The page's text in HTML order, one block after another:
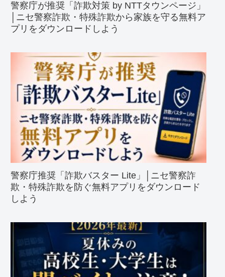
警察庁が推奨「詐欺対策 by NTTタウンページ」
│ニセ警察詐欺・特殊詐欺から家族を守る無料ア
プリをダウンロードしよう
警察庁推奨「詐欺バスター Lite」│ニセ警察詐
欺・特殊詐欺を防ぐ無料アプリをダウンロード
しよう